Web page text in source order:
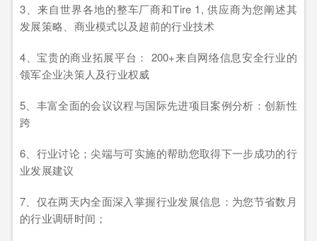
3、来自世界各地的整车厂商和Tire 1, 供应商为您阐述其
发展策略、商业模式以及超前的行业技术
4、宝贵的商业拓展平台： 200+来自网络信息安全行业的
领军企业决策人及行业权威
5、丰富全面的会议议程与国际先进项目案例分析：创新性
跨
6、行业讨论；尖端与可实施的帮助您取得下一步成功的行
业发展建议
7、仅在两天内全面深入掌握行业发展信息：为您节省数月
的行业调研时间；